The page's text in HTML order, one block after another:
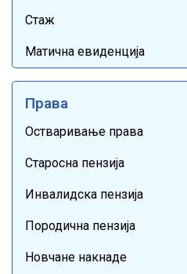
Стаж
Матична евиденција
Права
Остваривање права
Старосна пензија
Инвалидска пензија
Породична пензија
Новчане накнаде